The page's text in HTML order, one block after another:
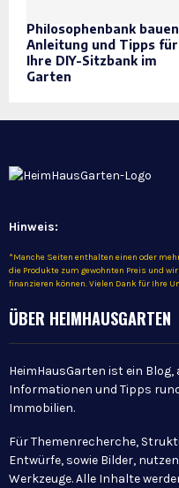
Philosophenbank
Anleitung und Tipps für
Ihre DIY-Sitzbank im
Garten
Hinweis:
*Manche Seiten enthalten einen oder
die Produkte zum gewohnten Preis und
finanzieren können. Vielen Dank für Ihre
ÜBER HEIMHAUSGARTEN
HeimHausGarten ist ein
Informationen und Tipps
Immobilien.
Für Themenrecherche,
Entwürfe, sowie Bilder,
Werkzeuge. Alle Inhalte